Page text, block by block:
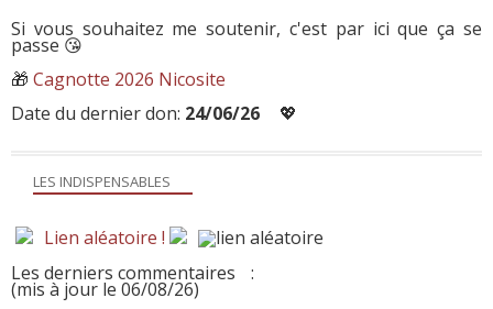
LES INDISPENSABLES
Lien aléatoire !
Les derniers commentaires
:
(mis à jour le 06/08/26)
Si vous souhaitez me soutenir, c'est par ici que ça se
passe 😘
🎁 Cagnotte 2026 Nicosite
Date du dernier don: 24/06/26 💖